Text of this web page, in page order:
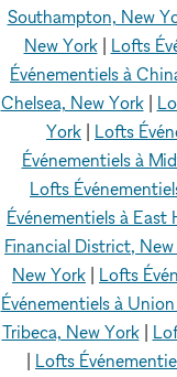
Southampton, New
New York| Lofts
Événementiels à
Chelsea, New York|
York
Lofts
Événementiels à
Lofts
Événementiels à East
Financial District,
New York
Lofts
Événementiels à
Tribeca, New York|
Lofts